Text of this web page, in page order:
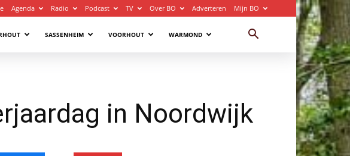
Agenda Radio Podcast TV Over BO Adverteren Mijn BO
SASSENHEIM VOORHOUT WARMOND
in Noordwijk